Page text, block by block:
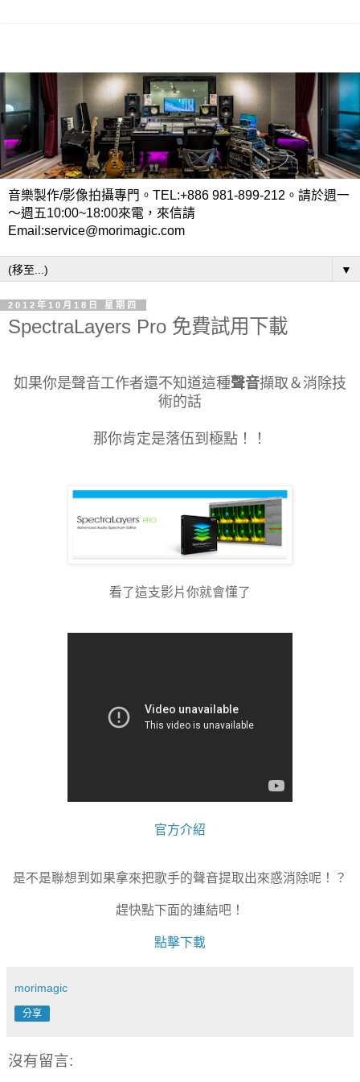
音樂製作/影像拍攝專門。TEL:+886 981-899-212。請於週一
～週五10:00~18:00來電，來信請
Email:service@morimagic.com
▼
2012年10月18日 星期四
SpectraLayers Pro 免費試用下載
如果你是聲音工作者還不知道這種聲音擷取＆消除技
術的話
那你肯定是落伍到極點！！
看了這支影片你就會懂了
官方介紹
是不是聯想到如果拿來把歌手的聲音提取出來惑消除呢！？
趕快點下面的連結吧！
點擊下載
morimagic
分享
沒有留言: